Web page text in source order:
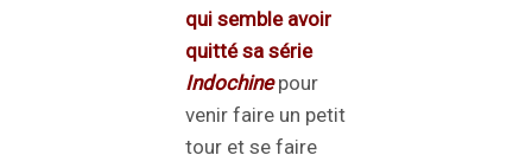
qui semble avoir
quitté sa série
Indochinepour
venir faire un petit
tour et se faire